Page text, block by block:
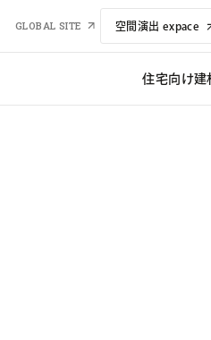
GLOBAL SITE 空間演出 expace
住宅向け建